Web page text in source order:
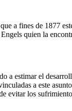
a fines de 1877
quien la
a estimar el
a este
evitar los